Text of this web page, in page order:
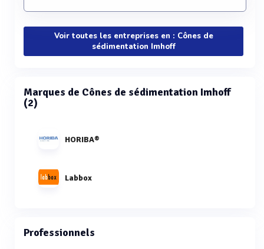
Voir toutes les entreprises en : Cônes de
sédimentation Imhoff
Marques de Cônes de sédimentation Imhoff
(2)
HORIBA®
Labbox
Professionnels